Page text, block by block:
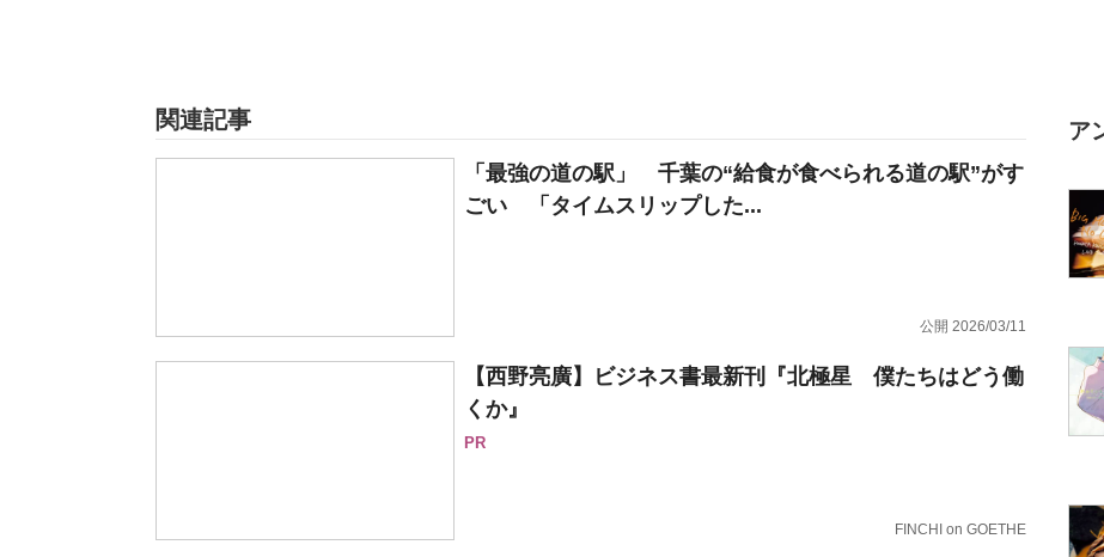
関連記事
「最強の道の駅」 千葉の“給食が食べられる道の駅”がす
ごい 「タイムスリップした...
公開 2026/03/11
【西野亮廣】ビジネス書最新刊『北極星 僕たちはどう働
くか』
PR
FINCHI on GOETHE
ア